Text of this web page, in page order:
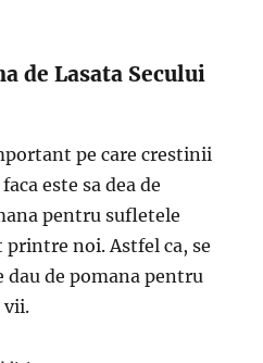
de Lasata Secului
pe care crestinii
este sa dea de
pentru sufletele
printre noi. Astfel ca, se
dau de pomana pentru
vii.